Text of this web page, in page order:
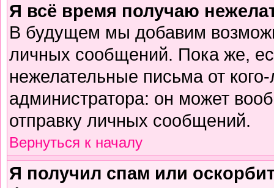
Я всё время получаю
В будущем мы добавим
личных сообщений. Пока же,
нежелательные письма от
администратора: он может
отправку личных сообщений.
Вернуться к началу
Я получил спам или